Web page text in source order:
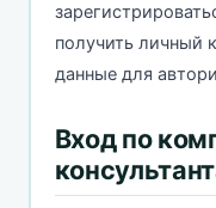
получить личный
данные для
Вход по